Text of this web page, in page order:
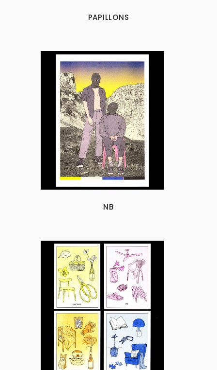
PAPILLONS
NB